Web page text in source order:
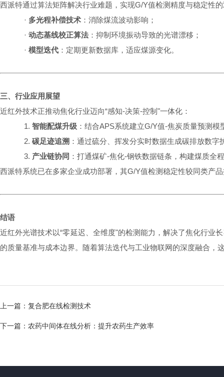
西派特通过算法矩阵解决行业难题，实现G/Y值检测精度与稳定性
· 多光程补偿技术 ：消除煤流波动影响；
· 动态基线校正算法 ：抑制环境振动导致的光谱漂移；
· 模型迭代 ：定期更新数据库，适应煤源变化。
三、行业应用展望
近红外技术正推动焦化行业迈向“感知-决策-控制"一体化：
1. 智能配煤升级 ：结合APS系统建立G/Y值-焦炭质量预测
2. 碳足迹追溯 ：通过硫分、挥发分实时数据生成碳排放数
3. 产业链协同 ：打通煤矿-焦化-钢铁数据链条，构建煤质全
西派特系统已在多家企业成功部署，其G/Y值检测稳定性较同类产
结语
近红外光谱技术以“零延迟、全维度"的检测能力，解决了焦化行业
的质量基准与成本边界。随着算法迭代与工业物联网的深度融合
上一篇： 复合肥在线检测技术
下一篇： 农药中间体在线分析：提升农药生产效率